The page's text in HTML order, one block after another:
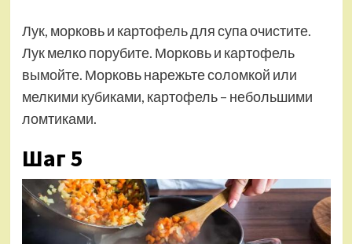
Лук, морковь и картофель для супа очистите.
Лук мелко порубите. Морковь и картофель
вымойте. Морковь нарежьте соломкой или
мелкими кубиками, картофель – небольшими
ломтиками.
Шаг 5